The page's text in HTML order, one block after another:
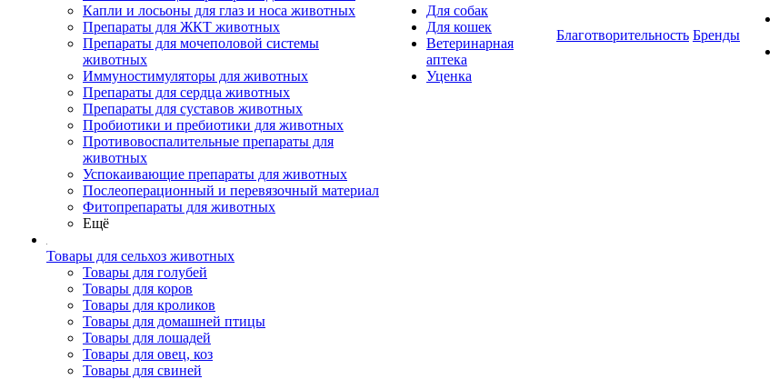
Капли и лосьоны для глаз и носа животных
Препараты для ЖКТ животных
Препараты для мочеполовой системы
животных
Иммуностимуляторы для животных
Препараты для сердца животных
Препараты для суставов животных
Пробиотики и пребиотики для животных
Противовоспалительные препараты для
животных
Успокаивающие препараты для животных
Послеоперационный и перевязочный материал
Фитопрепараты для животных
Ещё
Товары для сельхоз животных
Товары для голубей
Товары для коров
Товары для кроликов
Товары для домашней птицы
Товары для лошадей
Товары для овец, коз
Товары для свиней
Для собак
Для кошек
Ветеринарная
аптека
Уценка
Благотворительность Бренды